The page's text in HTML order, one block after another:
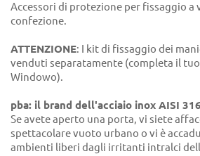
Accessori di protezione per fissaggio a
confezione.
ATTENZIONE: I kit di fissaggio dei
venduti separatamente (completa il
Windowo).
pba: il brand dell'acciaio inox AISI
Se avete aperto una porta, vi siete
spettacolare vuoto urbano o vi è
ambienti liberi dagli irritanti intralci